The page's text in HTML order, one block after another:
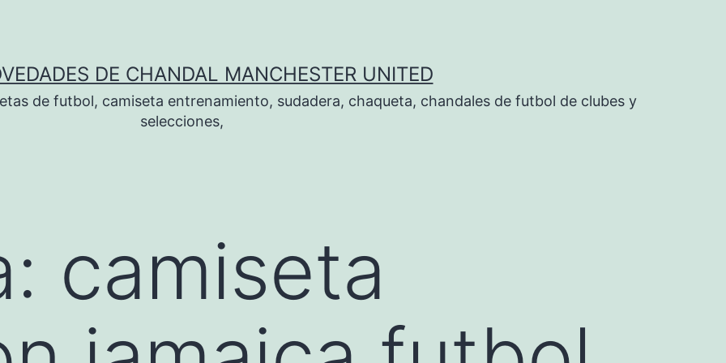
DE CHANDAL MANCHESTER UNITED
de futbol, camiseta entrenamiento, sudadera, chaqueta, chandales de futbol de clubes y
selecciones,
camiseta